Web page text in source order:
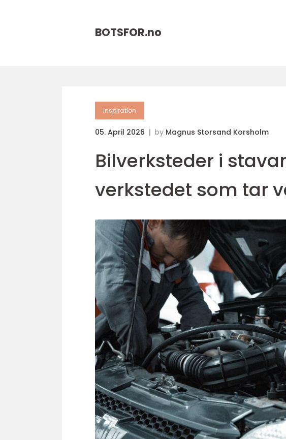
BOTSFOR.no
inspiration
05. April 2026 by Magnus Storsand Korsholm
Bilverksteder i
verkstedet som tar